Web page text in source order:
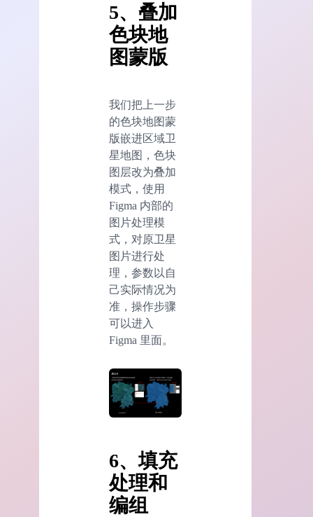
5、叠加
色块地
图蒙版
我们把上一步
的色块地图蒙
版嵌进区域卫
星地图，色块
图层改为叠加
模式，使用
Figma 内部的
图片处理模
式，对原卫星
图片进行处
理，参数以自
己实际情况为
准，操作步骤
可以进入
Figma 里面。
6、填充
处理和
编组